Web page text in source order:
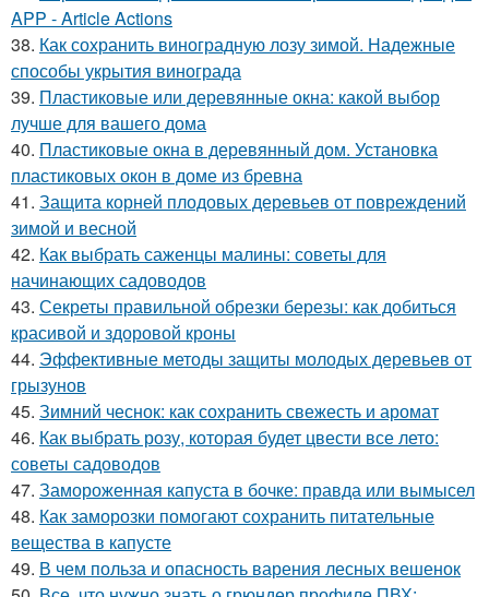
APP - Article Actions
38. Как сохранить виноградную лозу зимой. Надежные
способы укрытия винограда
39. Пластиковые или деревянные окна: какой выбор
лучше для вашего дома
40. Пластиковые окна в деревянный дом. Установка
пластиковых окон в доме из бревна
41. Защита корней плодовых деревьев от повреждений
зимой и весной
42. Как выбрать саженцы малины: советы для
начинающих садоводов
43. Секреты правильной обрезки березы: как добиться
красивой и здоровой кроны
44. Эффективные методы защиты молодых деревьев от
грызунов
45. Зимний чеснок: как сохранить свежесть и аромат
46. Как выбрать розу, которая будет цвести все лето:
советы садоводов
47. Замороженная капуста в бочке: правда или вымысел
48. Как заморозки помогают сохранить питательные
вещества в капусте
49. В чем польза и опасность варения лесных вешенок